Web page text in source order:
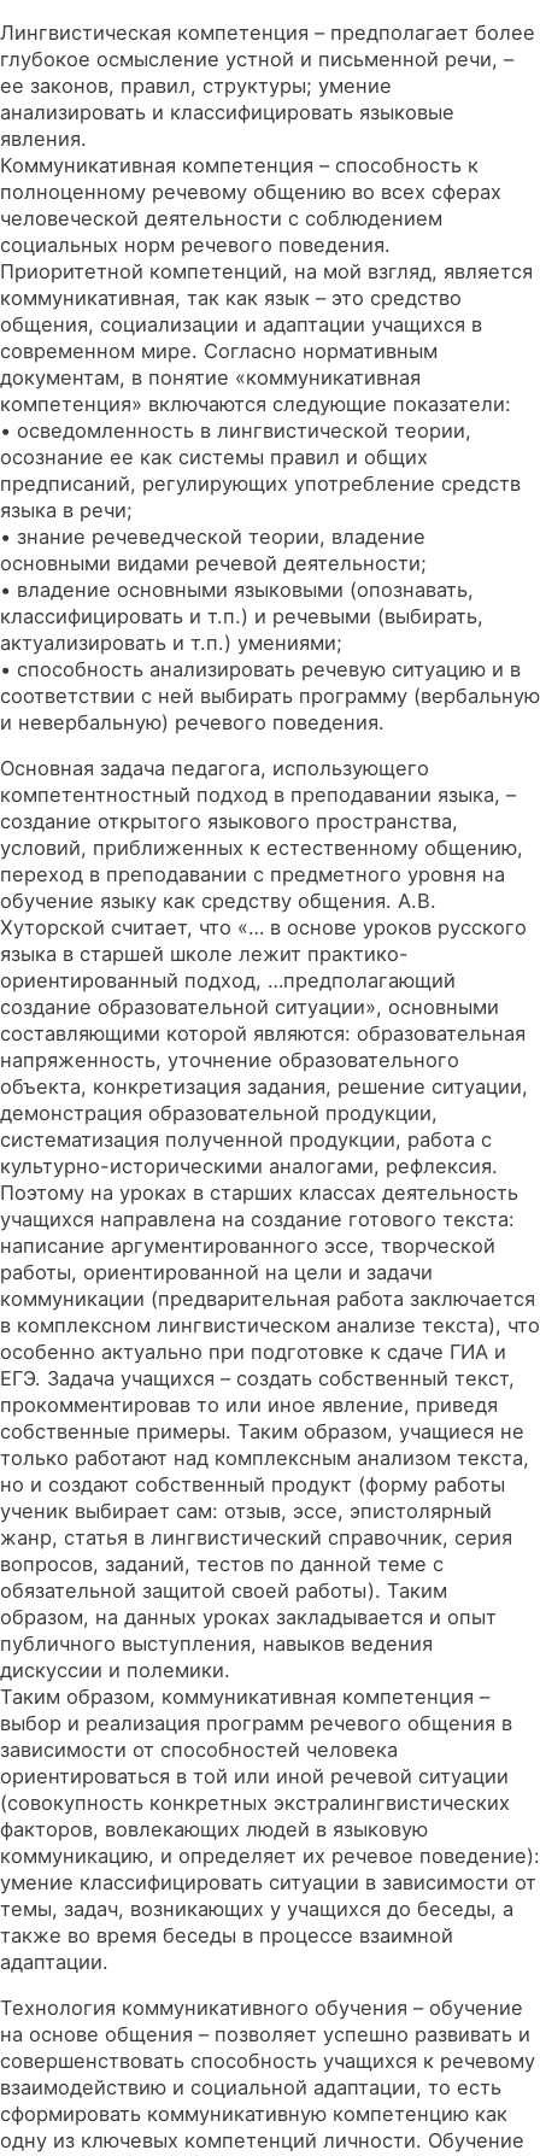
Лингвистическая компетенция – предполагает более
глубокое осмысление устной и письменной речи, –
ее законов, правил, структуры; умение
анализировать и классифицировать языковые
явления.
Коммуникативная компетенция – способность к
полноценному речевому общению во всех сферах
человеческой деятельности с соблюдением
социальных норм речевого поведения.
Приоритетной компетенций, на мой взгляд, является
коммуникативная, так как язык – это средство
общения, социализации и адаптации учащихся в
современном мире. Согласно нормативным
документам, в понятие «коммуникативная
компетенция» включаются следующие показатели:
• осведомленность в лингвистической теории,
осознание ее как системы правил и общих
предписаний, регулирующих употребление средств
языка в речи;
• знание речеведческой теории, владение
основными видами речевой деятельности;
• владение основными языковыми (опознавать,
классифицировать и т.п.) и речевыми (выбирать,
актуализировать и т.п.) умениями;
• способность анализировать речевую ситуацию и в
соответствии с ней выбирать программу (вербальную
и невербальную) речевого поведения.
Основная задача педагога, использующего
компетентностный подход в преподавании языка, –
создание открытого языкового пространства,
условий, приближенных к естественному общению,
переход в преподавании с предметного уровня на
обучение языку как средству общения. А.В.
Хуторской считает, что «… в основе уроков русского
языка в старшей школе лежит практико-
ориентированный подход, …предполагающий
создание образовательной ситуации», основными
составляющими которой являются: образовательная
напряженность, уточнение образовательного
объекта, конкретизация задания, решение ситуации,
демонстрация образовательной продукции,
систематизация полученной продукции, работа с
культурно-историческими аналогами, рефлексия.
Поэтому на уроках в старших классах деятельность
учащихся направлена на создание готового текста:
написание аргументированного эссе, творческой
работы, ориентированной на цели и задачи
коммуникации (предварительная работа заключается
в комплексном лингвистическом анализе текста), что
особенно актуально при подготовке к сдаче ГИА и
ЕГЭ. Задача учащихся – создать собственный текст,
прокомментировав то или иное явление, приведя
собственные примеры. Таким образом, учащиеся не
только работают над комплексным анализом текста,
но и создают собственный продукт (форму работы
ученик выбирает сам: отзыв, эссе, эпистолярный
жанр, статья в лингвистический справочник, серия
вопросов, заданий, тестов по данной теме с
обязательной защитой своей работы). Таким
образом, на данных уроках закладывается и опыт
публичного выступления, навыков ведения
дискуссии и полемики.
Таким образом, коммуникативная компетенция –
выбор и реализация программ речевого общения в
зависимости от способностей человека
ориентироваться в той или иной речевой ситуации
(совокупность конкретных экстралингвистических
факторов, вовлекающих людей в языковую
коммуникацию, и определяет их речевое поведение):
умение классифицировать ситуации в зависимости от
темы, задач, возникающих у учащихся до беседы, а
также во время беседы в процессе взаимной
адаптации.
Технология коммуникативного обучения – обучение
на основе общения – позволяет успешно развивать и
совершенствовать способность учащихся к речевому
взаимодействию и социальной адаптации, то есть
сформировать коммуникативную компетенцию как
одну из ключевых компетенций личности. Обучение